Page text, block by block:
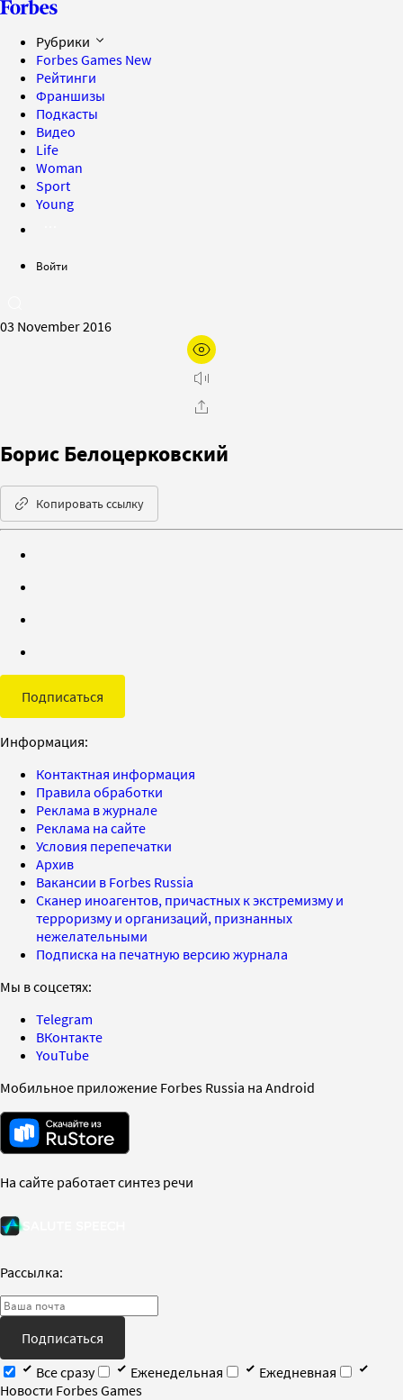
Рубрики
Forbes Games New
Рейтинги
Франшизы
Подкасты
Видео
Life
Woman
Sport
Young
Войти
03 November 2016
Борис Белоцерковский
Копировать ссылку
Подписаться
Информация:
Контактная информация
Правила обработки
Реклама в журнале
Реклама на сайте
Условия перепечатки
Архив
Вакансии в Forbes Russia
Сканер иноагентов, причастных к экстремизму и
терроризму и организаций, признанных
нежелательными
Подписка на печатную версию журнала
Мы в соцсетях:
Telegram
ВКонтакте
YouTube
Мобильное приложение Forbes Russia на Android
На сайте работает синтез речи
Рассылка:
Подписаться
Все сразу
Еженедельная
Ежедневная
Новости Forbes Games